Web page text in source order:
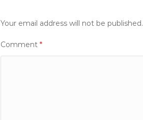
Your email address will not be published.
Comment *